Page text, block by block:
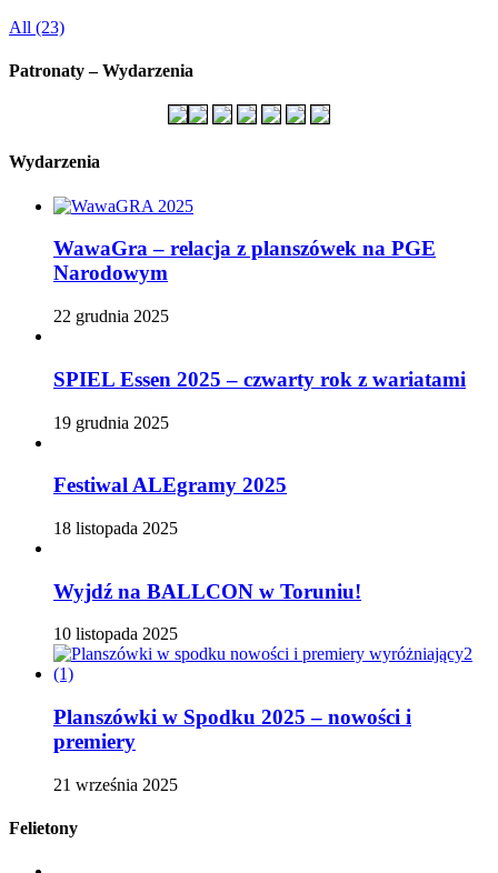
All (23)
Patronaty – Wydarzenia
Wydarzenia
WawaGra – relacja z planszówek na PGE
Narodowym
22 grudnia 2025
SPIEL Essen 2025 – czwarty rok z wariatami
19 grudnia 2025
Festiwal ALEgramy 2025
18 listopada 2025
Wyjdź na BALLCON w Toruniu!
10 listopada 2025
Planszówki w Spodku 2025 – nowości i
premiery
21 września 2025
Felietony